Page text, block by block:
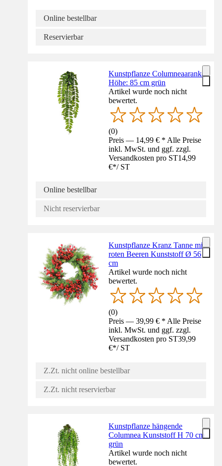
Online bestellbar
Reservierbar
Kunstpflanze Columneaaranke
Höhe: 85 cm grün
Artikel wurde noch nicht
bewertet.
(0)
Preis — 14,99 € * Alle Preise
inkl. MwSt. und ggf. zzgl.
Versandkosten pro ST14,99
€*/ ST
Online bestellbar
Nicht reservierbar
Kunstpflanze Kranz Tanne mit
roten Beeren Kunststoff Ø 56
cm
Artikel wurde noch nicht
bewertet.
(0)
Preis — 39,99 € * Alle Preise
inkl. MwSt. und ggf. zzgl.
Versandkosten pro ST39,99
€*/ ST
Z.Zt. nicht online bestellbar
Z.Zt. nicht reservierbar
Kunstpflanze hängende
Columnea Kunststoff H 70 cm
grün
Artikel wurde noch nicht
bewertet.